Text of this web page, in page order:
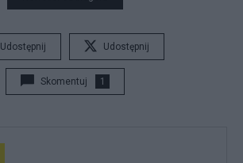
Udostępnij Udostępnij
Skomentuj 1